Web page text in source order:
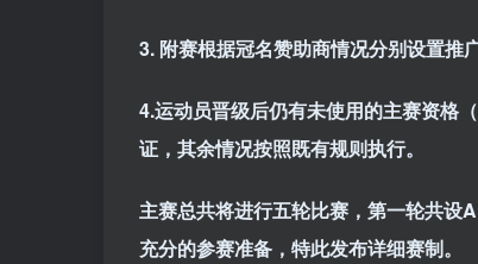
3. 附赛根据冠名赞助商情况分别设置推
4.运动员晋级后仍有未使用的主赛资格
证，其余情况按照既有规则执行。
主赛总共将进行五轮比赛，第一轮共设
充分的参赛准备，特此发布详细赛制。